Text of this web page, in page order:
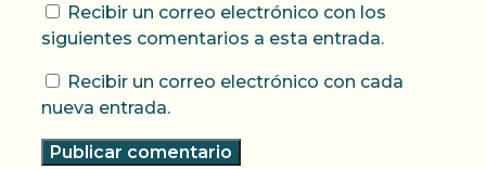
Recibir un correo electrónico con los
siguientes comentarios a esta entrada.
Recibir un correo electrónico con cada
nueva entrada.